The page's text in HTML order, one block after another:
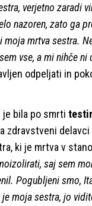
verjetno zaradi
nazoren, zato ga
mrtva sestra.
vse, a mi nihče ni
odpeljati in
je bila po smrti
zdravstveni
ki je mrtva v
saj sem
Pogubljeni smo,
moja sestra, jo